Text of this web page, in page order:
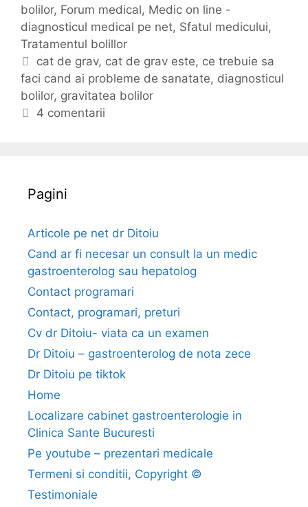
e
b
a
d
e
s
t
i
l
a
v
?
C
a
t
e
g
o
r
i
bolilor, Forum medical, Medic on line -
diagnosticul medical pe net, Sfatul medicului,
Tratamentul bolillor
E
t
i
c
cat de grav, cat de grav este, ce trebuie sa
faci cand ai probleme de sanatate, diagnosticul
bolilor, gravitatea bolilor
4 comentarii
Pagini
Articole pe net dr Ditoiu
Cand ar fi necesar un consult la un medic
gastroenterolog sau hepatolog
Contact programari
Contact, programari, preturi
Cv dr Ditoiu- viata ca un examen
Dr Ditoiu – gastroenterolog de nota zece
Dr Ditoiu pe tiktok
Home
Localizare cabinet gastroenterologie in
Clinica Sante Bucuresti
Pe youtube – prezentari medicale
Termeni si conditii, Copyright ©
Testimoniale